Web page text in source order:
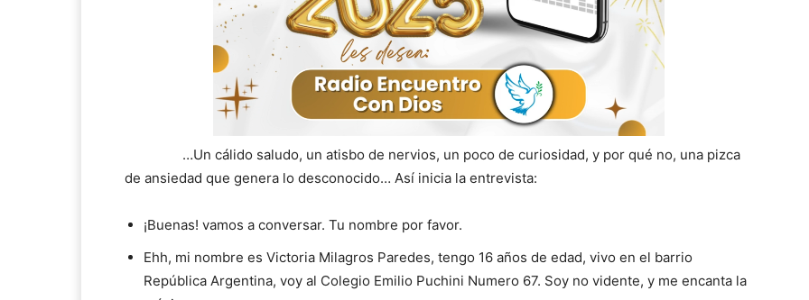
…Un cálido saludo, un atisbo de nervios, un poco de curiosidad, y por qué no, una pizca
de ansiedad que genera lo desconocido… Así inicia la entrevista:
¡Buenas! vamos a conversar. Tu nombre por favor.
Ehh, mi nombre es Victoria Milagros Paredes, tengo 16 años de edad, vivo en el barrio
República Argentina, voy al Colegio Emilio Puchini Numero 67. Soy no vidente, y me encanta la